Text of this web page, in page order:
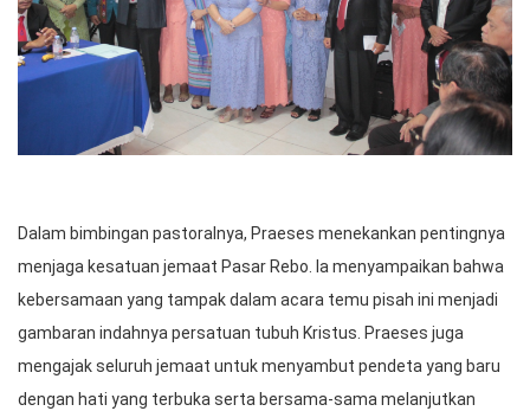
Dalam bimbingan pastoralnya, Praeses menekankan pentingnya
menjaga kesatuan jemaat Pasar Rebo. Ia menyampaikan bahwa
kebersamaan yang tampak dalam acara temu pisah ini menjadi
gambaran indahnya persatuan tubuh Kristus. Praeses juga
mengajak seluruh jemaat untuk menyambut pendeta yang baru
dengan hati yang terbuka serta bersama-sama melanjutkan